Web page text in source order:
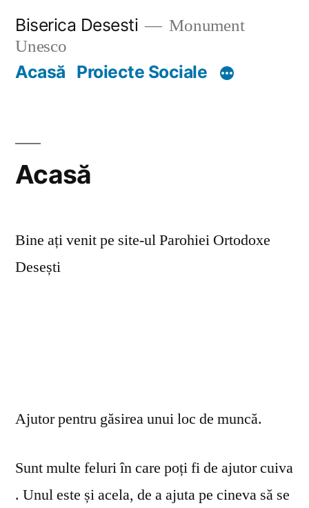
content
Biserica Desesti
Monument
Unesco
Acasă Proiecte Sociale
Acasă
Bine ați venit pe site-ul Parohiei Ortodoxe
Desești
Ajutor pentru găsirea unui loc de muncă.
Sunt multe feluri în care poți fi de ajutor cuiva
. Unul este și acela, de a ajuta pe cineva să se